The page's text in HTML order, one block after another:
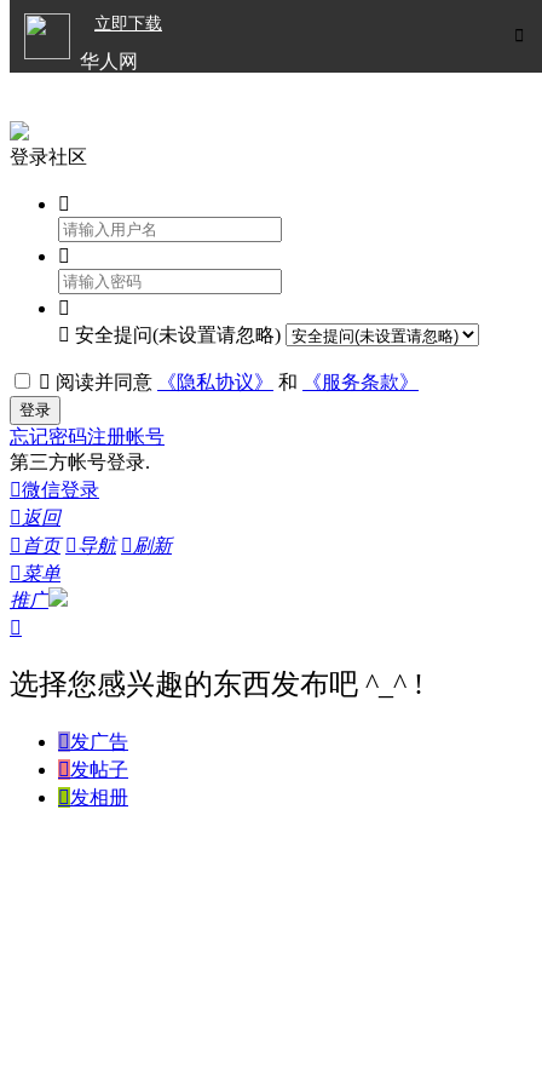

立即下载
华人网
登录社区



 安全提问(未设置请忽略)
 阅读并同意 《隐私协议》 和 《服务条款》
登录
忘记密码注册帐号
第三方帐号登录.
微信登录
 返回
 首页 导航 刷新
菜单
推广

选择您感兴趣的东西发布吧 ^_^ !
发广告
发帖子
发相册